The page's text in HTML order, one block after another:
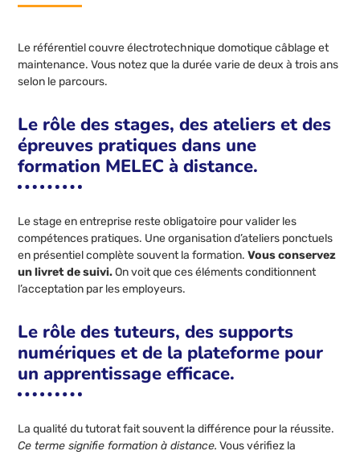
Le référentiel couvre électrotechnique domotique câblage et
maintenance. Vous notez que la durée varie de deux à trois ans
selon le parcours.
Le rôle des stages, des ateliers et des
épreuves pratiques dans une
formation MELEC à distance.
Le stage en entreprise reste obligatoire pour valider les
compétences pratiques. Une organisation d’ateliers ponctuels
en présentiel complète souvent la formation.Vous conservez
un livret de suivi.On voit que ces éléments conditionnent
l’acceptation par les employeurs.
Le rôle des tuteurs, des supports
numériques et de la plateforme pour
un apprentissage efficace.
La qualité du tutorat fait souvent la différence pour la réussite.
Ce terme signifie formation à distance. Vous vérifiez la